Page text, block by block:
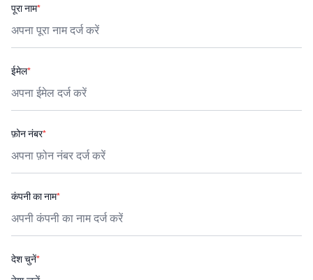
पूरा नाम*
ईमेल*
फ़ोन नंबर*
कंपनी का नाम*
देश चुनें*